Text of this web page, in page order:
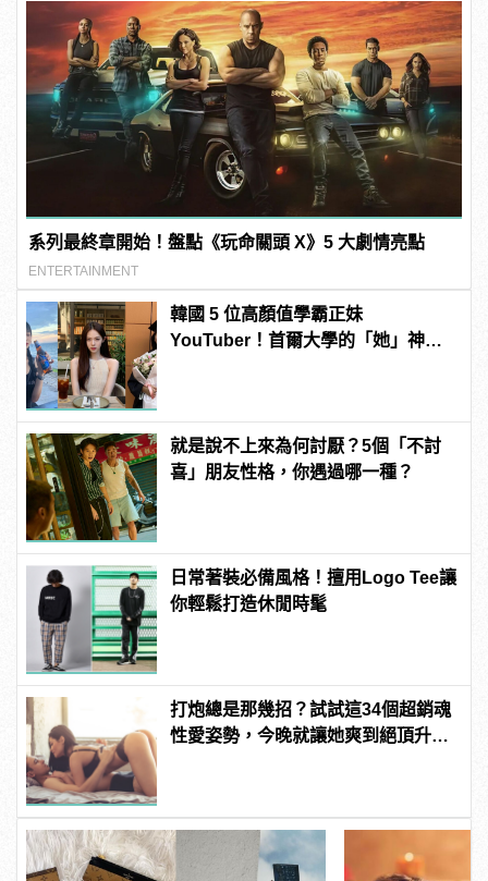
系列最終章開始！盤點《玩命關頭 X》5 大劇情亮點
ENTERTAINMENT
韓國 5 位高顏值學霸正妹
YouTuber！首爾大學的「她」神似
就是說不上來為何討厭？5個「不討
喜」朋友性格，你遇過哪一種？
日常著裝必備風格！擅用Logo Tee讓
你輕鬆打造休閒時髦
打炮總是那幾招？試試這34個超銷魂
性愛姿勢，今晚就讓她爽到絕頂升